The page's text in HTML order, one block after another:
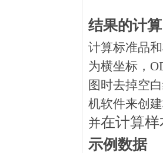
结果的计算
计算标准品
为横坐标，
图时去掉空
机软件来创
并在计算
示例数据